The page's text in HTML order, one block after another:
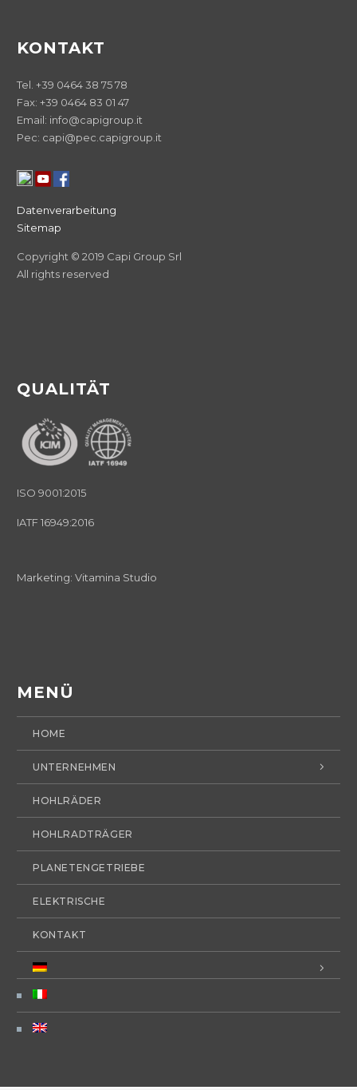
KONTAKT
Tel. +39 0464 38 75 78
Fax: +39 0464 83 01 47
Email: info@capigroup.it
Pec: capi@pec.capigroup.it
Datenverarbeitung
Sitemap
Copyright © 2019 Capi Group Srl
All rights reserved
QUALITÄT
ISO 9001:2015
IATF 16949:2016
Marketing: Vitamina Studio
MENÜ
HOME
UNTERNEHMEN
HOHLRÄDER
HOHLRADTRÄGER
PLANETENGETRIEBE
ELEKTRISCHE
KONTAKT